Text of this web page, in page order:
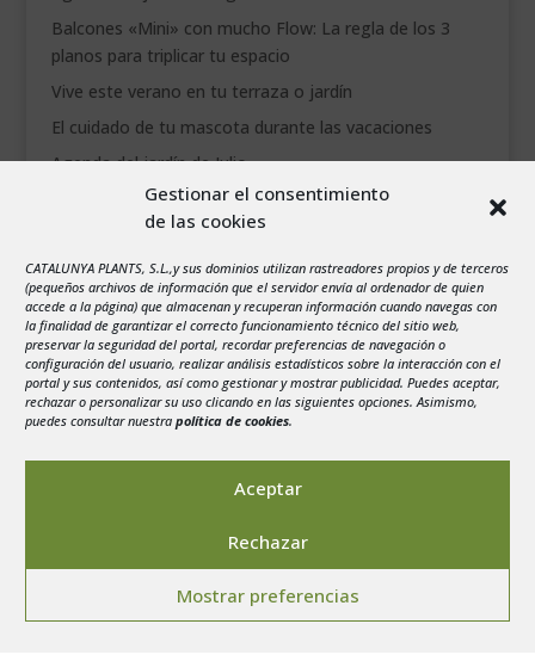
Gestionar el consentimiento
de las cookies
CATALUNYA PLANTS, S.L.,y sus dominios utilizan rastreadores propios y de terceros
(pequeños archivos de información que el servidor envía al ordenador de quien
accede a la página) que almacenan y recuperan información cuando navegas con
la finalidad de garantizar el correcto funcionamiento técnico del sitio web,
preservar la seguridad del portal, recordar preferencias de navegación o
configuración del usuario, realizar análisis estadísticos sobre la interacción con el
portal y sus contenidos, así como gestionar y mostrar publicidad. Puedes aceptar,
rechazar o personalizar su uso clicando en las siguientes opciones. Asimismo,
puedes consultar nuestra política de cookies.
Aceptar
Rechazar
Mostrar preferencias
Balcones «Mini» con mucho Flow: La regla de los 3
planos para triplicar tu espacio
Vive este verano en tu terraza o jardín
El cuidado de tu mascota durante las vacaciones
Agenda del jardín de Julio
agosto 2026
1
2
3
4 5 6 7 8
9
10
11 12 13 14 15
16
17
18 19 20 21 22
23
24
25 26 27
31